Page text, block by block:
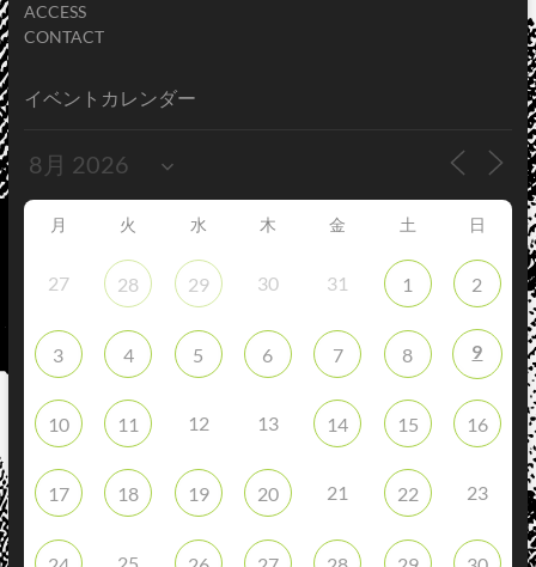
ACCESS
CONTACT
イベントカレンダー
月 火 水 木 金 土 日
27 28 29 30 31 1 2
3 4 5 6 7 8 9
10 11 12 13 14 15 16
17 18 19 20 21 22 23
25